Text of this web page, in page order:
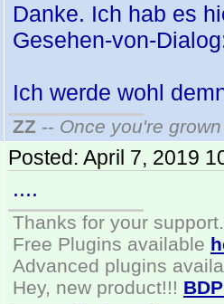
Danke. Ich hab es
Gesehen-von-
Ich werde wohl
ZZ -- Once you're
Posted: April 7, 2019
....
Thanks for your support.
Free Plugins available
Advanced plugins
Hey, new product!!!